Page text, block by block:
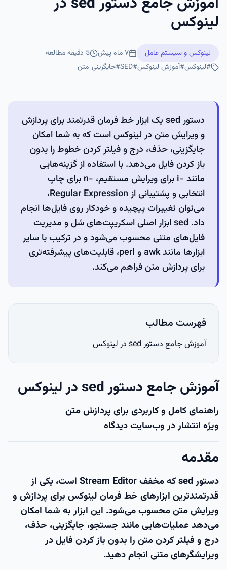
لینوکس
لینوکس و سیستم عامل ۷ ماه پیش 5 دقیقه مطالعه
#لینوکس#آموزش لینوکس#
SED
#جایگزینی_متن
دستور sed یک ابزار خط فرمان قدرتمند برای پردازش
و ویرایش متن در لینوکس است که به شما امکان
جایگزینی، حذف، درج و فیلتر کردن خطوط را بدون
باز کردن فایل می‌دهد. با استفاده از گزینه‌هایی
مانند -i برای ویرایش مستقیم، -n برای چاپ
انتخابی و پشتیبانی از Regular Expression،
می‌توان تغییرات پیچیده و خودکار روی فایل‌ها انجام
داد. sed ابزار اصلی اسکریپت‌های شل و مدیریت
فایل‌های متنی محسوب می‌شود و در ترکیب با سایر
ابزارها مانند awk و perl، قابلیت‌های پیشرفته‌تری
برای پردازش متن فراهم می‌کند.
فهرست مطالب
آموزش جامع دستور sed در لینوکس
آموزش جامع دستور sed در لینوکس
راهنمای کامل و کاربردی برای پردازش متن
ویژه انتشار در وب‌سایت دیدگاه
مقدمه
دستورsed
که مخفف Stream Editor است، یکی از
قدرتمندترین ابزارهای خط فرمان لینوکس برای پردازش و
ویرایش متن محسوب می‌شود. این ابزار به شما امکان
می‌دهد عملیات‌هایی مانند جستجو، جایگزینی، حذف،
درج و فیلتر کردن متن را بدون باز کردن فایل در
ویرایشگرهای متنی انجام دهید.